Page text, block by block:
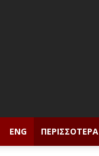
ENG ΠΕΡΙΣΣΌΤΕΡΑ